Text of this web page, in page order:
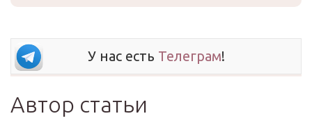
У нас есть Телеграм!
Автор статьи